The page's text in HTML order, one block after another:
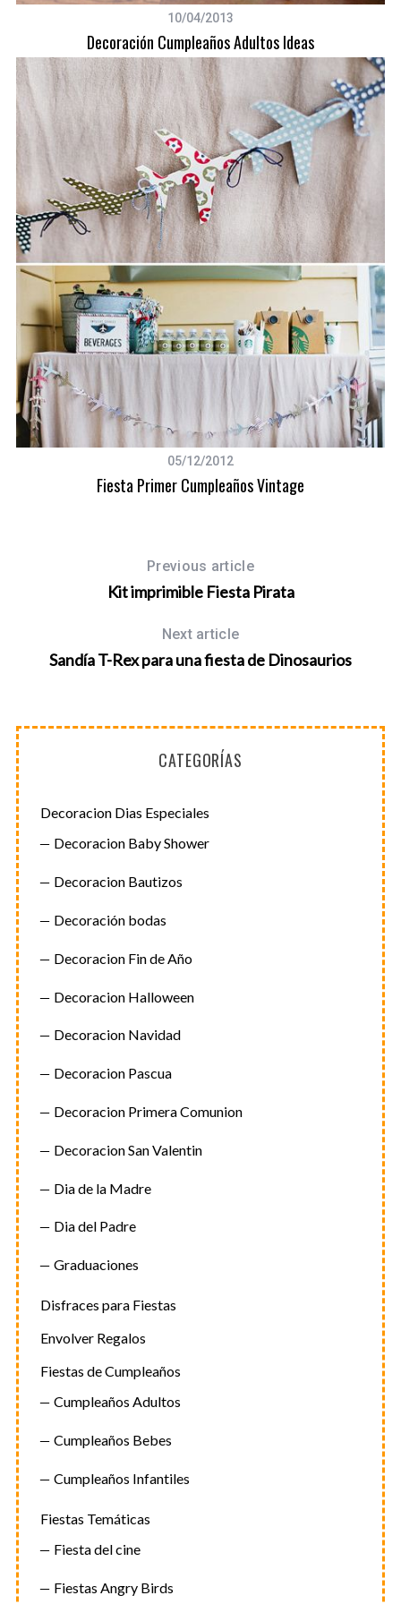
10/04/2013
Decoración Cumpleaños Adultos Ideas
05/12/2012
Fiesta Primer Cumpleaños Vintage
Previous article
Kit imprimible Fiesta Pirata
Next article
Sandía T-Rex para una fiesta de Dinosaurios
CATEGORÍAS
Decoracion Dias Especiales
Decoracion Baby Shower
Decoracion Bautizos
Decoración bodas
Decoracion Fin de Año
Decoracion Halloween
Decoracion Navidad
Decoracion Pascua
Decoracion Primera Comunion
Decoracion San Valentin
Dia de la Madre
Dia del Padre
Graduaciones
Disfraces para Fiestas
Envolver Regalos
Fiestas de Cumpleaños
Cumpleaños Adultos
Cumpleaños Bebes
Cumpleaños Infantiles
Fiestas Temáticas
Fiesta del cine
Fiestas Angry Birds